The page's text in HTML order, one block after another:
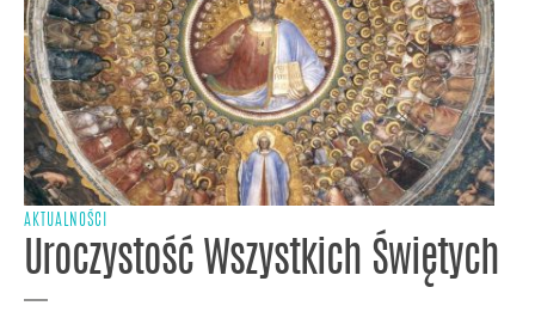
AKTUALNOŚCI
Uroczystość Wszystkich Świętych